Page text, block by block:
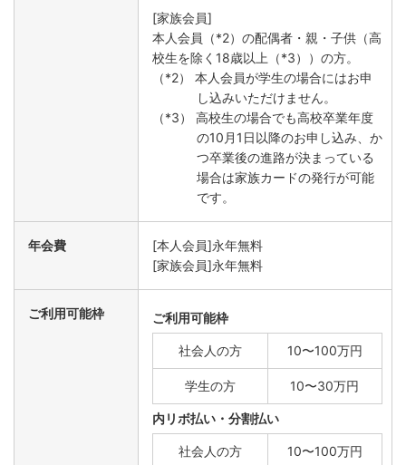
[家族会員]
本人会員（*2）の配偶者・親・子供（高
校生を除く18歳以上（*3））の方。
（*2） 本人会員が学生の場合にはお申
し込みいただけません。
（*3） 高校生の場合でも高校卒業年度
の10月1日以降のお申し込み、か
つ卒業後の進路が決まっている
場合は家族カードの発行が可能
です。
年会費
[本人会員]永年無料
[家族会員]永年無料
ご利用可能枠 ご利用可能枠
社会人の方 10〜100万円
学生の方 10〜30万円
内リボ払い・分割払い
社会人の方 10〜100万円